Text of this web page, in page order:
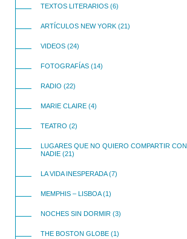
TEXTOS LITERARIOS (6)
ARTÍCULOS NEW YORK (21)
VIDEOS (24)
FOTOGRAFÍAS (14)
RADIO (22)
MARIE CLAIRE (4)
TEATRO (2)
LUGARES QUE NO QUIERO COMPARTIR CON
NADIE (21)
LA VIDA INESPERADA(7)
MEMPHIS – LISBOA(1)
NOCHES SIN DORMIR (3)
THE BOSTON GLOBE (1)